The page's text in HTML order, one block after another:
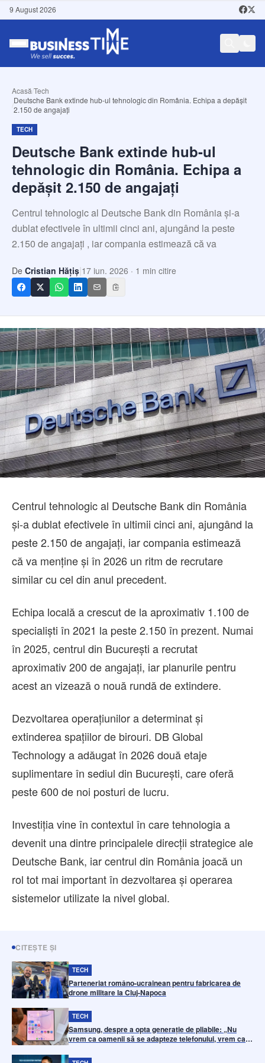
9 August 2026
Echipa
Contact
Acasă/Tech
/Deutsche Bank extinde hub-ul tehnologic din România. Echipa a depășit
2.150 de angajați
TECH
Deutsche Bank extinde hub-ul
tehnologic din România. Echipa a
depășit 2.150 de angajați
Centrul tehnologic al Deutsche Bank din România și-a
dublat efectivele în ultimii cinci ani, ajungând la peste
2.150 de angajați , iar compania estimează că va
De Cristian Hățiș|17 iun. 2026 · 1 min citire
Centrul tehnologic al Deutsche Bank din România
și-a dublat efectivele în ultimii cinci ani, ajungând la
peste 2.150 de angajați, iar compania estimează
că va menține și în 2026 un ritm de recrutare
similar cu cel din anul precedent.
Echipa locală a crescut de la aproximativ 1.100 de
specialiști în 2021 la peste 2.150 în prezent. Numai
în 2025, centrul din București a recrutat
aproximativ 200 de angajați, iar planurile pentru
acest an vizează o nouă rundă de extindere.
Dezvoltarea operațiunilor a determinat și
extinderea spațiilor de birouri. DB Global
Technology a adăugat în 2026 două etaje
suplimentare în sediul din București, care oferă
peste 600 de noi posturi de lucru.
Investiția vine în contextul în care tehnologia a
devenit una dintre principalele direcții strategice ale
Deutsche Bank, iar centrul din România joacă un
rol tot mai important în dezvoltarea și operarea
sistemelor utilizate la nivel global.
CITEȘTE ȘI
TECH
Parteneriat româno-ucrainean pentru fabricarea de
drone militare la Cluj-Napoca
TECH
Samsung, despre a opta generație de pliabile: „Nu
vrem ca oamenii să se adapteze telefonului, vrem ca
trăiesc